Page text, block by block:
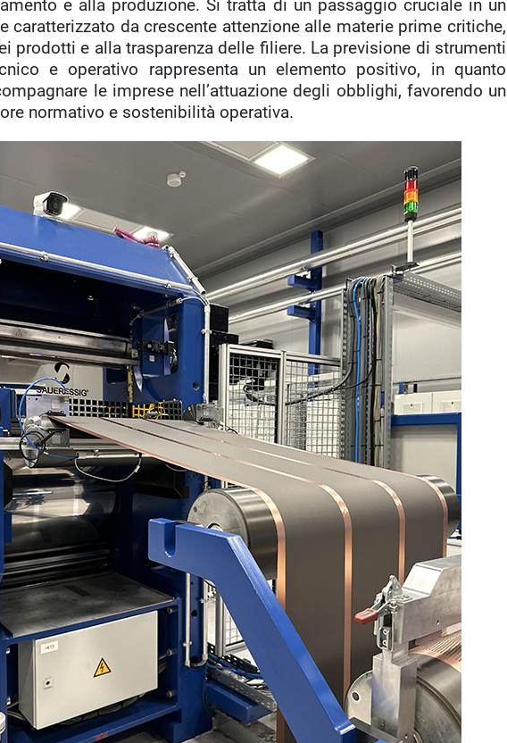
e alla produzione. Si tratta di un passaggio cruciale in un
caratterizzato da crescente attenzione alle materie prime critiche,
prodotti e alla trasparenza delle filiere. La previsione di strumenti
e operativo rappresenta un elemento positivo, in quanto
le imprese nell’attuazione degli obblighi, favorendo un
normativo e sostenibilità operativa.